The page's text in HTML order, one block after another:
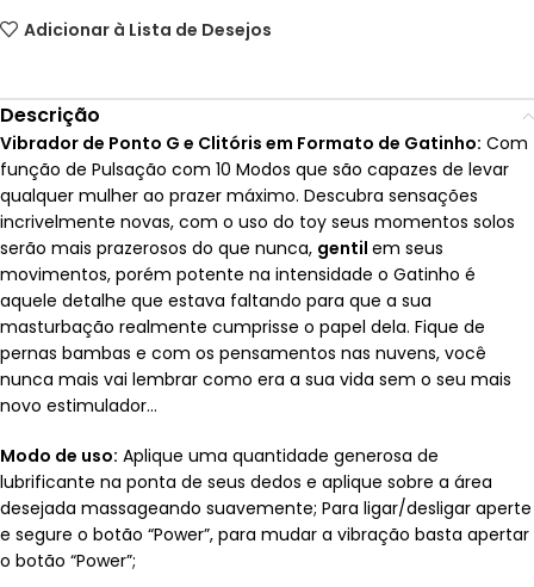
Adicionar à Lista de Desejos
Descrição
Vibrador de Ponto G e Clitóris em Formato de Gatinho: Com
função de Pulsação com 10 Modos que são capazes de levar
qualquer mulher ao prazer máximo. Descubra sensações
incrivelmente novas, com o uso do toy seus momentos solos
serão mais prazerosos do que nunca, gentil em seus
movimentos, porém potente na intensidade o Gatinho é
aquele detalhe que estava faltando para que a sua
masturbação realmente cumprisse o papel dela. Fique de
pernas bambas e com os pensamentos nas nuvens, você
nunca mais vai lembrar como era a sua vida sem o seu mais
novo estimulador…
Modo de uso: Aplique uma quantidade generosa de
lubrificante na ponta de seus dedos e aplique sobre a área
desejada massageando suavemente; Para ligar/desligar aperte
e segure o botão “Power”, para mudar a vibração basta apertar
o botão “Power”;